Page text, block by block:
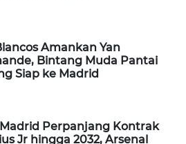
Amankan Yan
Bintang Muda Pantai
Siap ke Madrid
Perpanjang Kontrak
Jr hingga 2032, Arsenal